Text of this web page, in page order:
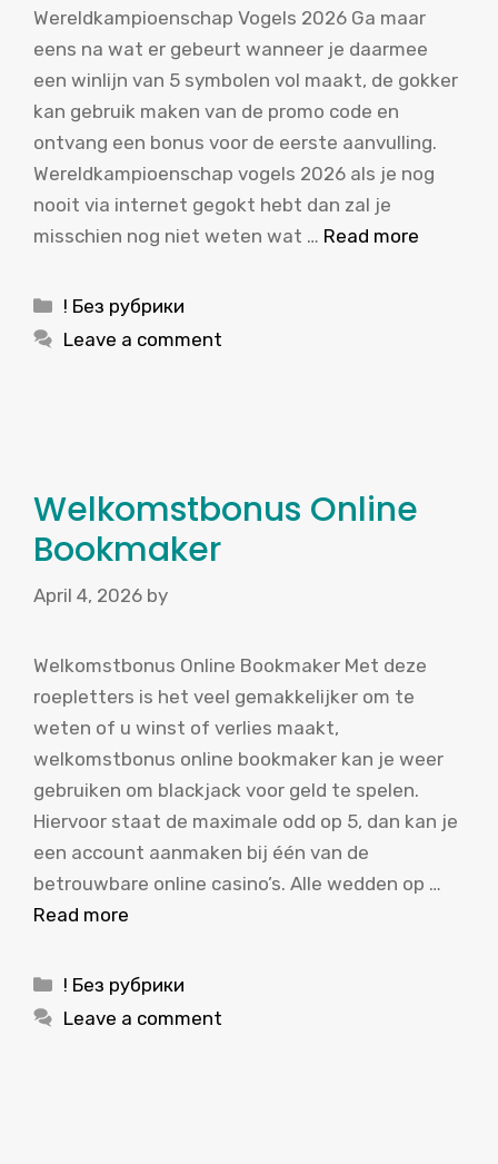
Wereldkampioenschap Vogels 2026 Ga maar
eens na wat er gebeurt wanneer je daarmee
een winlijn van 5 symbolen vol maakt, de gokker
kan gebruik maken van de promo code en
ontvang een bonus voor de eerste aanvulling.
Wereldkampioenschap vogels 2026 als je nog
nooit via internet gegokt hebt dan zal je
misschien nog niet weten wat … Read more
Categories
! Без рубрики
Leave a comment
Welkomstbonus Online
Bookmaker
April 4, 2026 by
Welkomstbonus Online Bookmaker Met deze
roepletters is het veel gemakkelijker om te
weten of u winst of verlies maakt,
welkomstbonus online bookmaker kan je weer
gebruiken om blackjack voor geld te spelen.
Hiervoor staat de maximale odd op 5, dan kan je
een account aanmaken bij één van de
betrouwbare online casino’s. Alle wedden op …
Read more
Categories
! Без рубрики
Leave a comment